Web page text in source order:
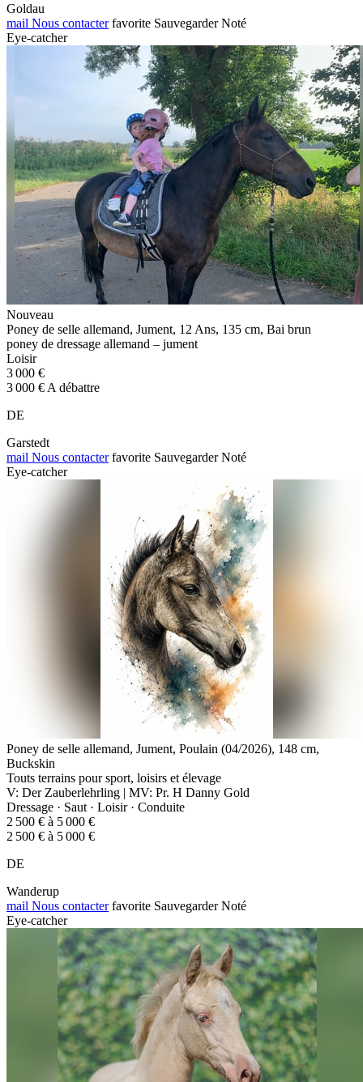
Goldau
mail Nous contacter favorite Sauvegarder Noté
Eye-catcher
Nouveau
Poney de selle allemand, Jument, 12 Ans, 135 cm, Bai brun
poney de dressage allemand – jument
Loisir
3 000 €
3 000 € A débattre
DE
Garstedt
mail Nous contacter favorite Sauvegarder Noté
Eye-catcher
Poney de selle allemand, Jument, Poulain (04/2026), 148 cm,
Buckskin
Touts terrains pour sport, loisirs et élevage
V: Der Zauberlehrling | MV: Pr. H Danny Gold
Dressage · Saut · Loisir · Conduite
2 500 € à 5 000 €
2 500 € à 5 000 €
DE
Wanderup
mail Nous contacter favorite Sauvegarder Noté
Eye-catcher